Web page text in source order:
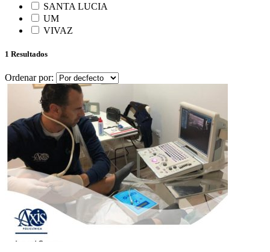
SANTA LUCIA
UM
VIVAZ
1 Resultados
Ordenar por: